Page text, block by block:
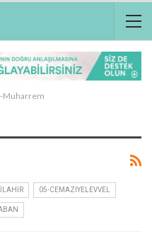
Muharrem
05-CEMAZIYELEVVEL